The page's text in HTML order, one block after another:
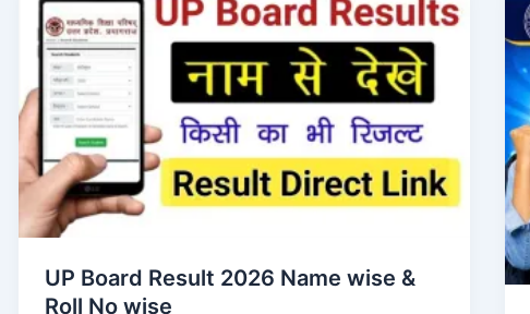
UP Board Result 2026 Name wise &
Roll No wise